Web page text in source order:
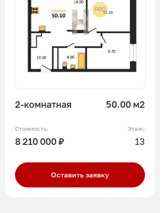
2-комнатная 50.00 м2
Стоимость:
8 210 000 ₽
Этаж:
13
Оставить заявку